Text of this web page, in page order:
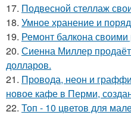
17. Подвесной стеллаж
18. Умное хранение и
19. Ремонт балкона своими
20. Сиенна Миллер
долларов.
21. Провода, неон и
новое кафе в Перми,
22. Топ - 10 цветов для